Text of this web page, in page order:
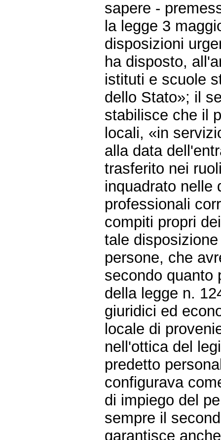
sapere -
la legge 3
disposizioni
ha disposto,
istituti e scuole
dello Stato»; il
stabilisce che il
locali, «in
alla data
trasferito nei
inquadrato nelle
professionali
compiti propri
tale
persone, che
secondo quanto
della legge n.
giuridici ed
locale di
nell'ottica del
predetto
configurava
di impiego del
sempre il
garantisce